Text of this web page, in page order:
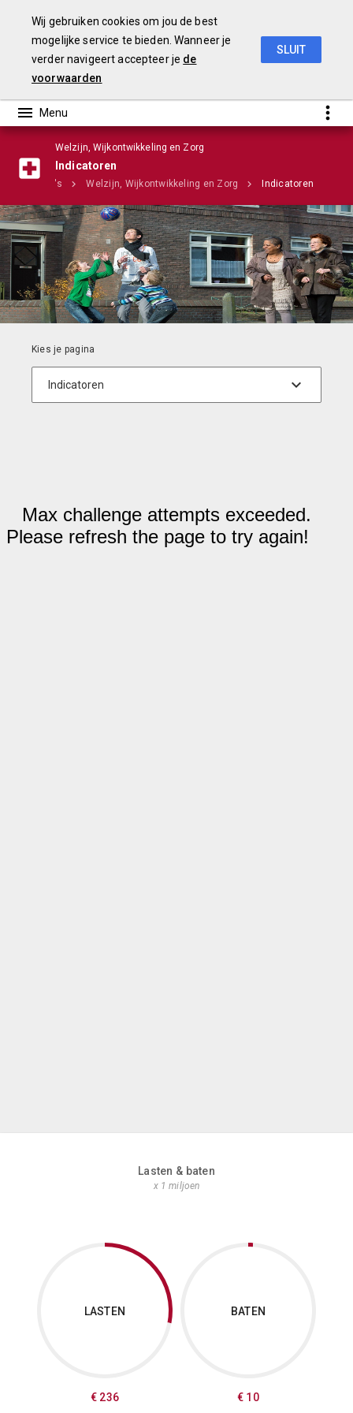
Welzijn, Wijkontwikkeling en Zorg
Indicatoren
Programma's Welzijn, Wijkontwikkeling en Zorg Indicatoren
Lasten & baten
x 1 miljoen
LASTEN
€ 236
BATEN
€ 10
Wij gebruiken cookies om jou de best
mogelijke service te bieden. Wanneer je
verder navigeert accepteer je de
voorwaarden
SLUIT